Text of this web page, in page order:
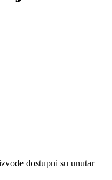
dostupni su unutar